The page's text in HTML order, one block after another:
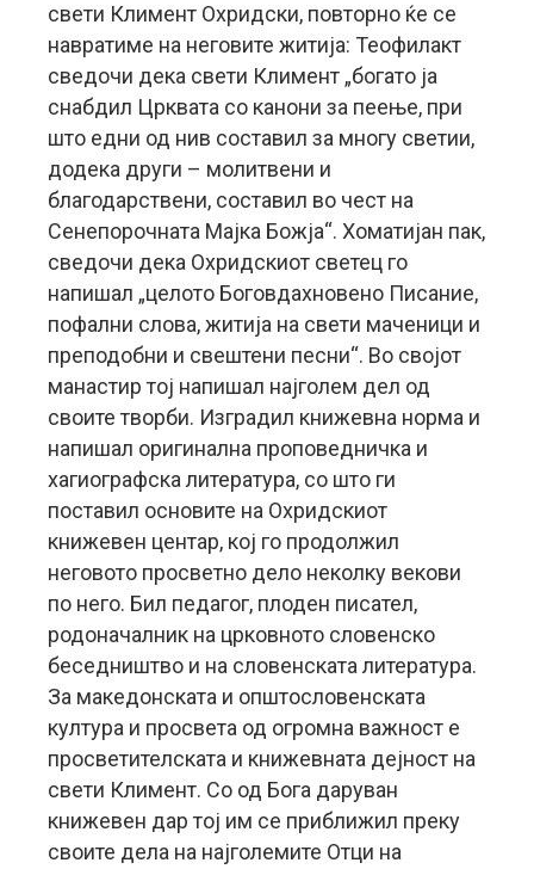
свети Климент Охридски, повторно ќе се
навратиме на неговите житија: Теофилакт
сведочи дека свети Климент „богато ја
снабдил Црквата со канони за пеење, при
што едни од нив составил за многу светии,
додека други – молитвени и
благодарствени, составил во чест на
Сенепорочната Мајка Божја“. Хоматијан пак,
сведочи дека Охридскиот светец го
напишал „целото Боговдахновено Писание,
пофални слова, житија на свети маченици и
преподобни и свештени песни“. Во својот
манастир тој напишал најголем дел од
своите творби. Изградил книжевна норма и
напишал оригинална проповедничка и
хагиографска литература, со што ги
поставил основите на Охридскиот
книжевен центар, кој го продолжил
неговото просветно дело неколку векови
по него. Бил педагог, плоден писател,
родоначалник на црковното словенско
беседништво и на словенската литература.
За македонската и општословенската
култура и просвета од огромна важност е
просветителската и книжевната дејност на
свети Климент. Со од Бога даруван
книжевен дар тој им се приближил преку
своите дела на најголемите Отци на